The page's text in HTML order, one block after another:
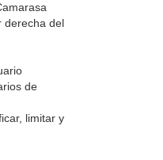
derecha del
de
limitar y